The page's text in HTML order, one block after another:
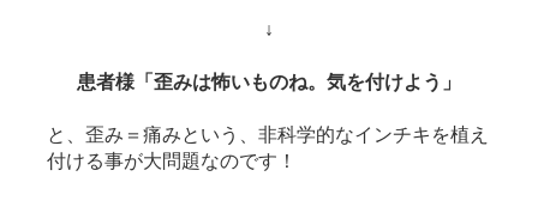
↓
患者様「歪みは怖いものね。気を付けよう」
と、歪み＝痛みという、 非科学的なインチキを植え
付ける事が大問題なのです！